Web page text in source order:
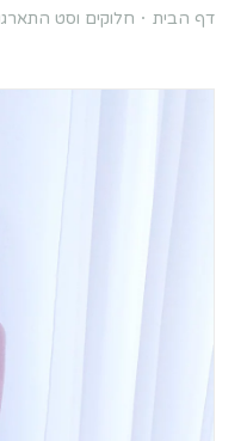
סט
עם
מכנס
ארוך
דף הבית חלוקים וסט